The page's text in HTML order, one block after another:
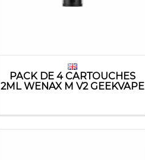
PACK DE 4 CARTOUCHES
2ML WENAX M V2 GEEKVAPE